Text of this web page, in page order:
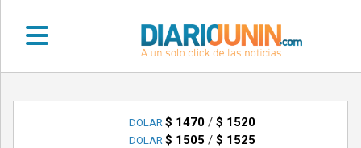
•
DOLAR $ 1470/ $ 1520
DOLAR $ 1505 / $ 1525